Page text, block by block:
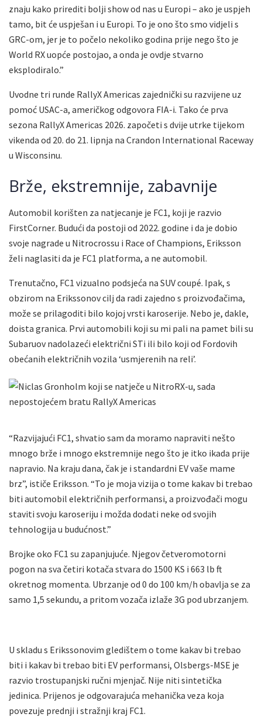
znaju kako prirediti bolji show od nas u Europi – ako je uspjeh
tamo, bit će uspješan i u Europi. To je ono što smo vidjeli s
GRC-om, jer je to počelo nekoliko godina prije nego što je
World RX uopće postojao, a onda je ovdje stvarno
eksplodiralo.”
Uvodne tri runde RallyX Americas zajednički su razvijene uz
pomoć USAC-a, američkog odgovora FIA-i. Tako će prva
sezona RallyX Americas 2026. započeti s dvije utrke tijekom
vikenda od 20. do 21. lipnja na Crandon International Raceway
u Wisconsinu.
Brže, ekstremnije, zabavnije
Automobil korišten za natjecanje je FC1, koji je razvio
FirstCorner. Budući da postoji od 2022. godine i da je dobio
svoje nagrade u Nitrocrossu i Race of Champions, Eriksson
želi naglasiti da je FC1 platforma, a ne automobil.
Trenutačno, FC1 vizualno podsjeća na SUV coupé. Ipak, s
obzirom na Erikssonov cilj da radi zajedno s proizvođačima,
može se prilagoditi bilo kojoj vrsti karoserije. Nebo je, dakle,
doista granica. Prvi automobili koji su mi pali na pamet bili su
Subaruov nadolazeći električni STi ili bilo koji od Fordovih
obećanih električnih vozila ‘usmjerenih na reli’.
“Razvijajući FC1, shvatio sam da moramo napraviti nešto
mnogo brže i mnogo ekstremnije nego što je itko ikada prije
napravio. Na kraju dana, čak je i standardni EV vaše mame
brz”, ističe Eriksson. “To je moja vizija o tome kakav bi trebao
biti automobil električnih performansi, a proizvođači mogu
staviti svoju karoseriju i možda dodati neke od svojih
tehnologija u budućnost.”
Brojke oko FC1 su zapanjujuće. Njegov četveromotorni
pogon na sva četiri kotača stvara do 1500 KS i 663 lb ft
okretnog momenta. Ubrzanje od 0 do 100 km/h obavlja se za
samo 1,5 sekundu, a pritom vozača izlaže 3G pod ubrzanjem.
U skladu s Erikssonovim gledištem o tome kakav bi trebao
biti i kakav bi trebao biti EV performansi, Olsbergs-MSE je
razvio trostupanjski ručni mjenjač. Nije niti sintetička
jedinica. Prijenos je odgovarajuća mehanička veza koja
povezuje prednji i stražnji kraj FC1.